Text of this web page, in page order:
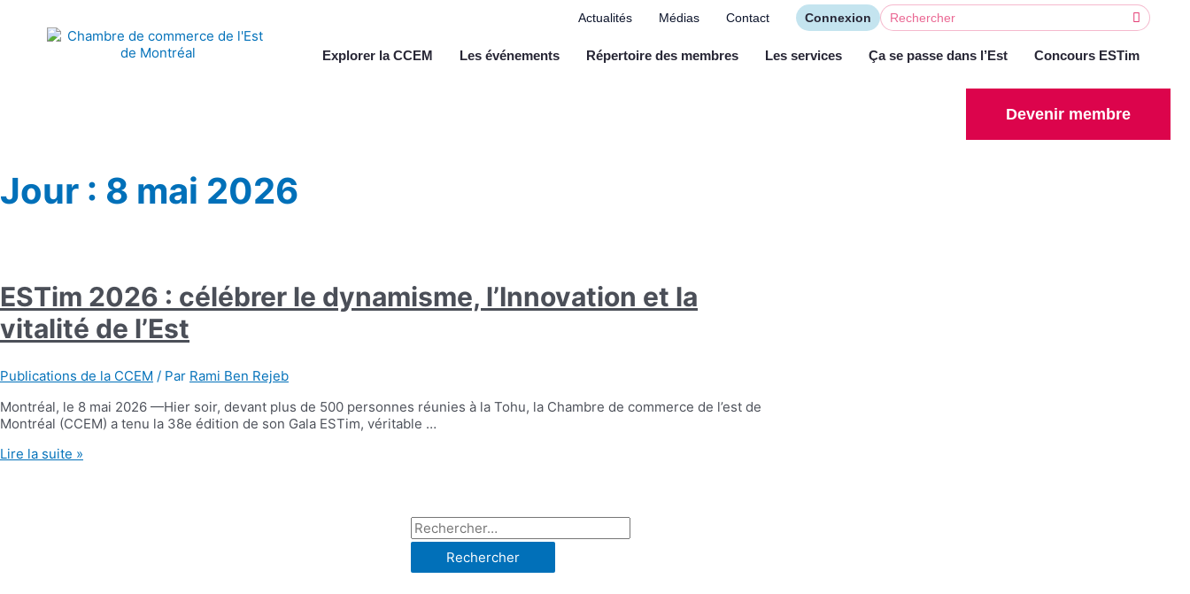
Actualités Médias Contact Connexion
Explorer la CCEM Les événements Répertoire des membres Les services Ça se passe dans l’Est Concours ESTim
Devenir membre
Jour : 8 mai 2026
ESTim 2026 : célébrer le dynamisme, l’Innovation et la
vitalité de l’Est
Publications de la CCEM / Par Rami Ben Rejeb
Montréal, le 8 mai 2026 —Hier soir, devant plus de 500 personnes réunies à la Tohu, la Chambre de commerce de l’est de
Montréal (CCEM) a tenu la 38e édition de son Gala ESTim, véritable …
Lire la suite »